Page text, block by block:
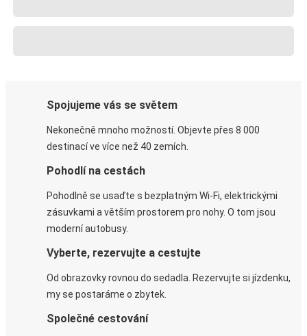
Spojujeme vás se světem
Nekonečně mnoho možností. Objevte přes 8 000
destinací ve více než 40 zemích.
Pohodlí na cestách
Pohodlně se usaďte s bezplatným Wi-Fi, elektrickými
zásuvkami a větším prostorem pro nohy. O tom jsou
moderní autobusy.
Vyberte, rezervujte a cestujte
Od obrazovky rovnou do sedadla. Rezervujte si jízdenku,
my se postaráme o zbytek.
Společné cestování